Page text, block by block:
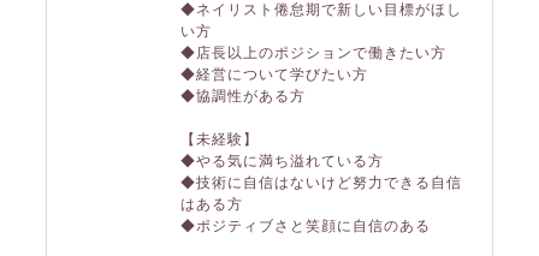
◆ネイリスト倦怠期で新しい目標がほし
い方
◆店長以上のポジションで働きたい方
◆経営について学びたい方
◆協調性がある方
【未経験】
◆やる気に満ち溢れている方
◆技術に自信はないけど努力できる自信
はある方
◆ポジティブさと笑顔に自信のある